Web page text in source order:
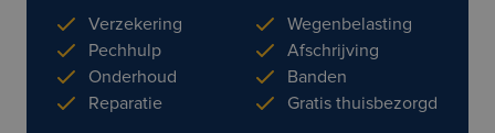
Verzekering
Pechhulp
Onderhoud
Reparatie
Wegenbelasting
Afschrijving
Banden
Gratis thuisbezorgd